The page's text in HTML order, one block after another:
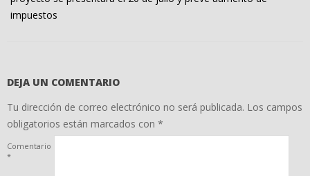
impuestos
DEJA UN COMENTARIO
Tu dirección de correo electrónico no será publicada. Los campos
obligatorios están marcados con *
Comentario
*